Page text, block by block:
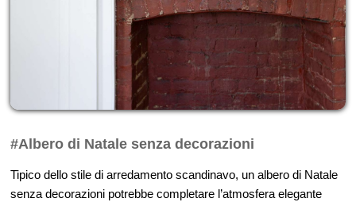
#Albero di Natale senza decorazioni
Tipico dello stile di arredamento scandinavo, un albero di Natale
senza decorazioni potrebbe completare l’atmosfera elegante